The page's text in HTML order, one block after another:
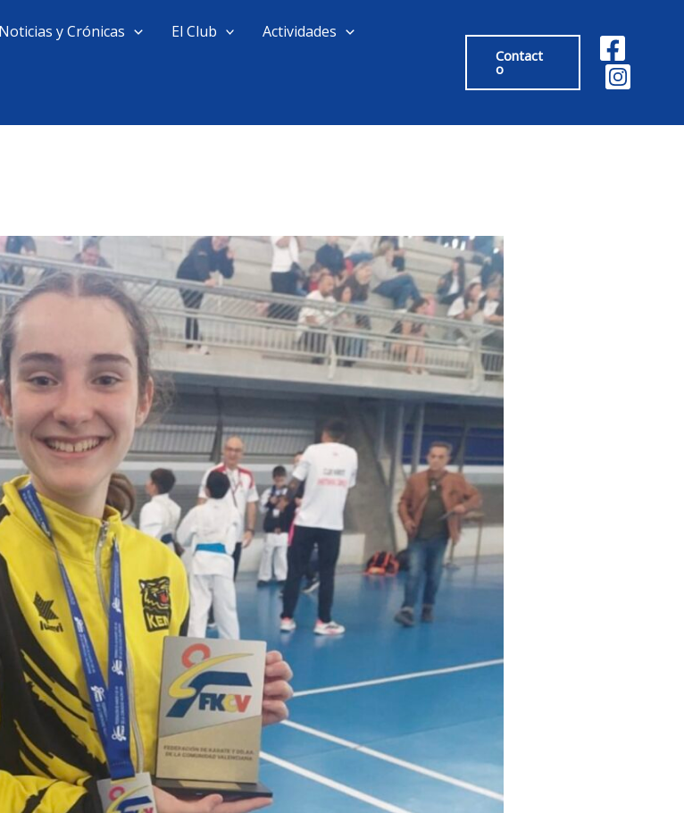
Noticias y Crónicas El Club Actividades
Contact
o